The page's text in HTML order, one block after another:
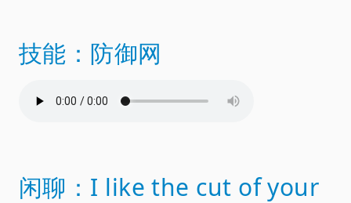
技能：防御网
闲聊：I like the cut of your